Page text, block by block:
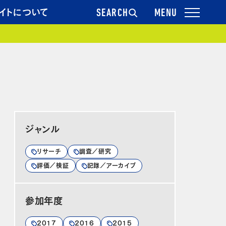
トについて SEARCH
ジャンル
リサーチ
調査／研究
評価／検証
記録／アーカイブ
参加年度
2017 2016 2015